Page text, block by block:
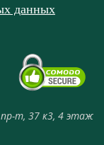
данных
пр-т, 37 к3, 4 этаж